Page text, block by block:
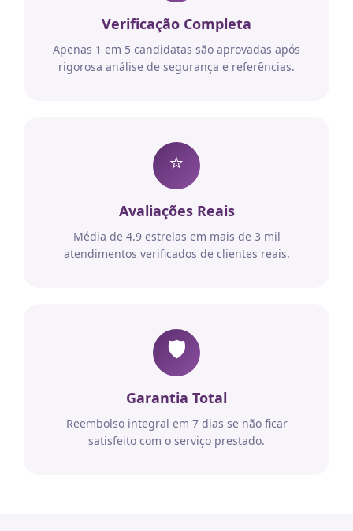
Verificação Completa
Apenas 1 em 5 candidatas são aprovadas após
rigorosa análise de segurança e referências.
⭐
Avaliações Reais
Média de 4.9 estrelas em mais de 3 mil
atendimentos verificados de clientes reais.
🛡️
Garantia Total
Reembolso integral em 7 dias se não ficar
satisfeito com o serviço prestado.